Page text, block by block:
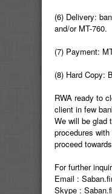
(6) Delivery:
and/or MT-760.
(7) Payment:
(8) Hard Copy:
RWA ready to
client in few
We will be glad
procedures
proceed
For further
Email :
Skype :